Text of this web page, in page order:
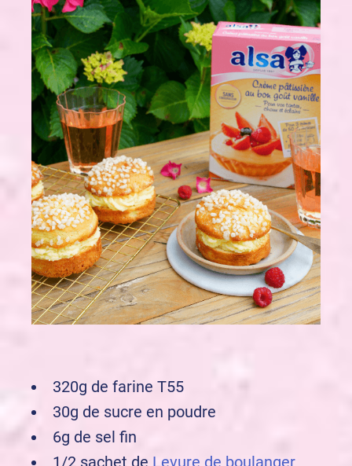
320g de farine T55
30g de sucre en poudre
6g de sel fin
1/2 sachet de Levure de boulanger